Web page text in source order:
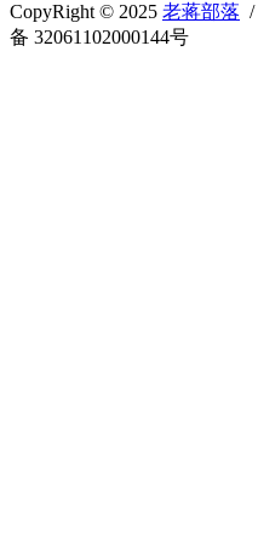
CopyRight © 2025 老蒋部落 /
备 32061102000144号